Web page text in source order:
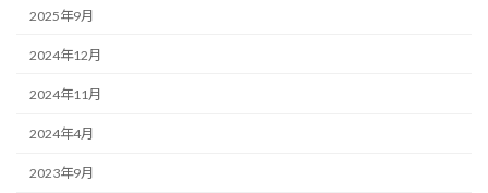
2025年9月
2024年12月
2024年11月
2024年4月
2023年9月